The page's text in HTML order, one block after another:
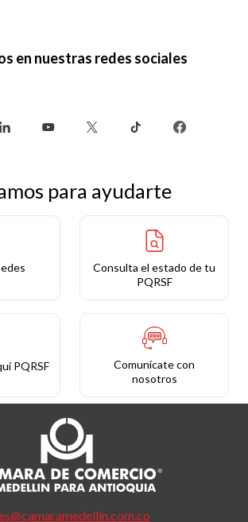
en nuestras redes sociales
para ayudarte
Consulta el estado de tu
PQRSF
PQRSF
Comunícate con
nosotros